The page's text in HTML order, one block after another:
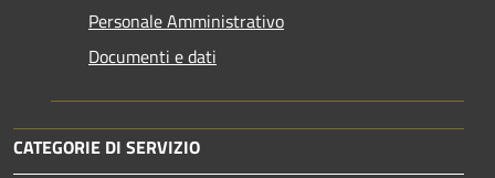
Personale Amministrativo
Documenti e dati
CATEGORIE DI SERVIZIO